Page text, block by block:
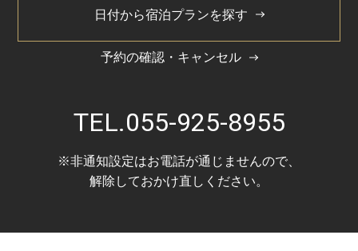
日付から宿泊プランを探す
予約の確認・キャンセル
TEL.055-925-8955
※非通知設定はお電話が通じませんので、
解除しておかけ直しください。